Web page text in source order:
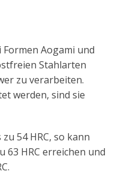
Formen Aogami und
Stahlarten
zu verarbeiten.
werden, sind sie
54 HRC, so kann
63 HRC erreichen und